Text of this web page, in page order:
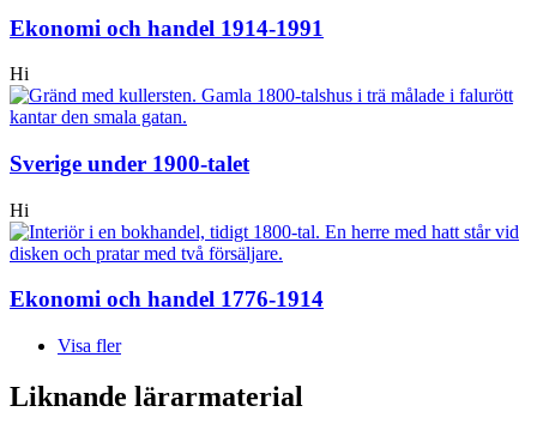
Ekonomi och handel 1914-1991
Hi
Sverige under 1900-talet
Hi
Ekonomi och handel 1776-1914
Visa fler
Liknande lärarmaterial